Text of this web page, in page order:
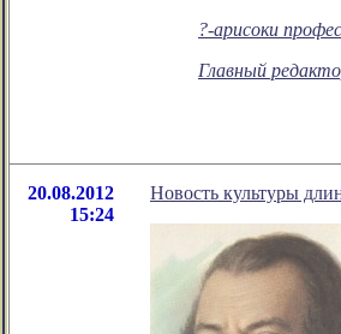
?-арисоки
Главный
20.08.2012
15:24
Новость культуры